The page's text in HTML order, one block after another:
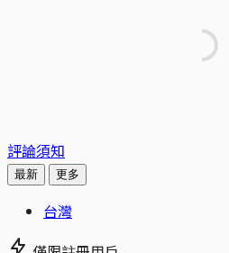
評論須知
最新 更多
台灣